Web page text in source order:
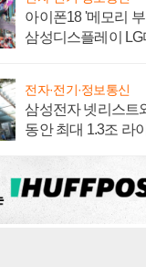
아이폰18 '메모리
삼성디스플레이
전자·전기·정보통신
삼성전자 넷리스트
동안 최대 1.3조 라